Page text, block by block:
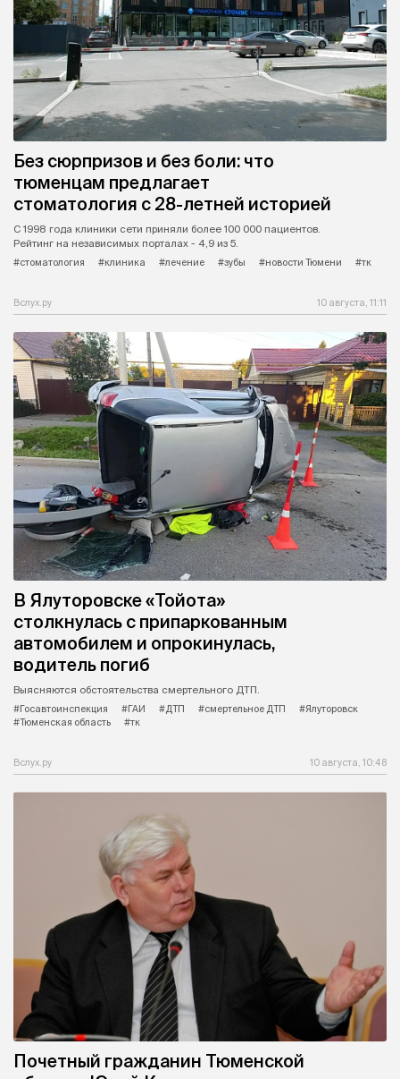
Без сюрпризов и без боли: что
тюменцам предлагает
стоматология с 28-летней историей
С 1998 года клиники сети приняли более 100 000 пациентов.
Рейтинг на независимых порталах - 4,9 из 5.
#стоматология
#клиника #лечение #зубы #новости Тюмени #тк
Вслух.ру 10 августа, 11:11
В Ялуторовске «Тойота»
столкнулась с припаркованным
автомобилем и опрокинулась,
водитель погиб
Выясняются обстоятельства смертельного ДТП.
#Госавтоинспекция
#ГАИ #ДТП #смертельное ДТП
#Ялуторовск
#Тюменская область
#тк
Вслух.ру 10 августа, 10:48
Почетный гражданин Тюменской